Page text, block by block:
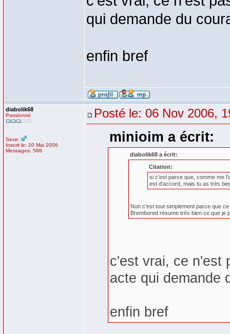
qui demande du
enfin bref
diabolik68
Passionné
Sexe:
Inscrit le: 20 Mai 2006
Messages: 588
Posté le: 06 Nov 2006,
minioim a écrit:
diabolik68 a écrit:
Citation:
si c'est parce que, comme me
est d'accord, mais tu as très
Non c'est tout simplement parce que
Brembored résume très bien ce que je
c'est vrai, ce n'est
acte qui demande
enfin bref